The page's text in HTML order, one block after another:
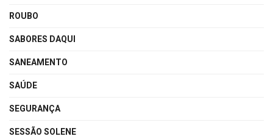
ROUBO
SABORES DAQUI
SANEAMENTO
SAÚDE
SEGURANÇA
SESSÃO SOLENE